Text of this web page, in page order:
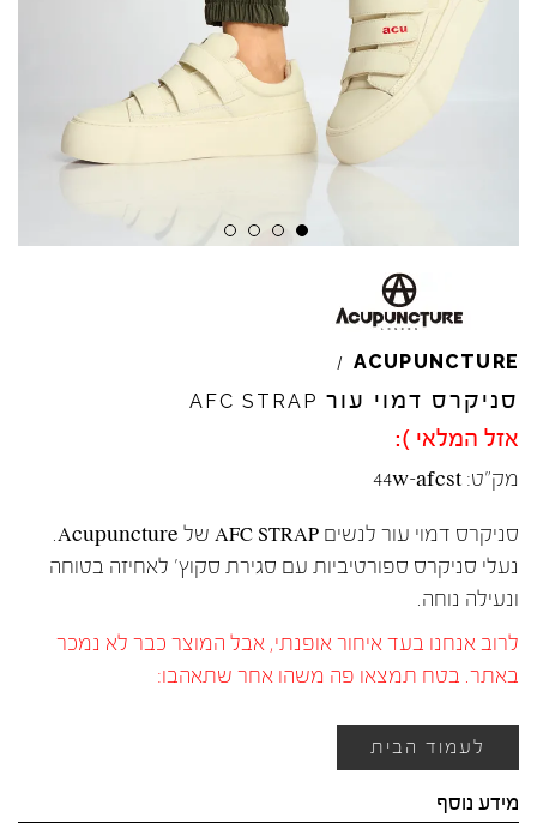
ACUPUNCTURE
/
סניקרס דמוי עור AFC STRAP
אזל המלאי ):
מק"ט: 44w-afcst
סניקרס דמוי עור לנשים AFC STRAP של Acupuncture.
נעלי סניקרס ספורטיביות עם סגירת סקוץ’ לאחיזה בטוחה
ונעילה נוחה.
לרוב אנחנו בעד איחור אופנתי, אבל המוצר כבר לא נמכר
באתר. בטח תמצאו פה משהו אחר שתאהבו:
לעמוד הבית
מידע נוסף